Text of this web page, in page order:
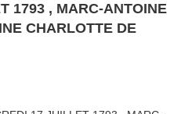
1793 , MARC-ANTOINE